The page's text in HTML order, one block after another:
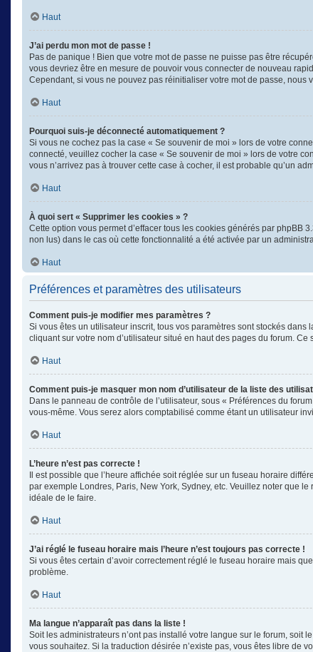
Haut
J’ai perdu mon mot de passe !
Pas de panique ! Bien que votre mot de passe ne puisse pas être
vous devriez être en mesure de pouvoir vous connecter de nouveau
Cependant, si vous ne pouvez pas réinitialiser votre mot de passe, nous
Haut
Pourquoi suis-je déconnecté automatiquement ?
Si vous ne cochez pas la case « Se souvenir de moi » lors de votre
connecté, veuillez cocher la case « Se souvenir de moi » lors de votre
vous n’arrivez pas à trouver cette case à cocher, il est probable qu’un
Haut
À quoi sert « Supprimer les cookies » ?
Cette option vous permet d’effacer tous les cookies générés par phpBB
non lus) dans le cas où cette fonctionnalité a été activée par un
Haut
Préférences et paramètres des utilisateurs
Comment puis-je modifier mes paramètres ?
Si vous êtes un utilisateur inscrit, tous vos paramètres sont stockés
cliquant sur votre nom d’utilisateur situé en haut des pages du forum.
Haut
Comment puis-je masquer mon nom d’utilisateur de la liste des
Dans le panneau de contrôle de l’utilisateur, sous « Préférences du
vous-même. Vous serez alors comptabilisé comme étant un utilisateur
Haut
L’heure n’est pas correcte !
Il est possible que l’heure affichée soit réglée sur un fuseau horaire
par exemple Londres, Paris, New York, Sydney, etc. Veuillez noter que
idéale de le faire.
Haut
J’ai réglé le fuseau horaire mais l’heure n’est toujours pas correcte !
Si vous êtes certain d’avoir correctement réglé le fuseau horaire mais
problème.
Haut
Ma langue n’apparaît pas dans la liste !
Soit les administrateurs n’ont pas installé votre langue sur le forum, soit
vous souhaitez. Si la traduction désirée n’existe pas, vous êtes libre de